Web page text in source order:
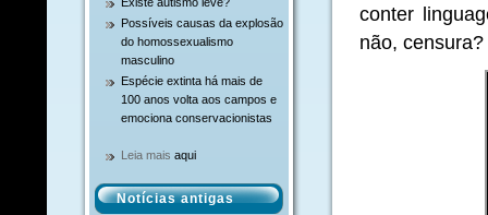
Possíveis causas da explosão
do homossexualismo
masculino
Espécie extinta há mais de
100 anos volta aos campos e
emociona conservacionistas
Leia mais aqui
Notícias antigas
conter
não,